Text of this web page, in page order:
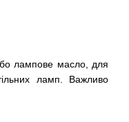
лампове масло, для
ламп. Важливо